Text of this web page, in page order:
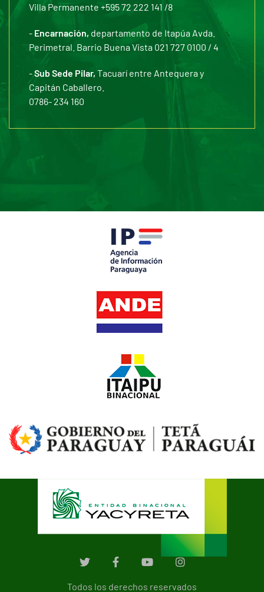
Villa Permanente +595 72 222 141 /8
- Encarnación, departamento de Itapúa Avda.
Perimetral. Barrio Buena Vista 021 727 0100 / 4
-Sub Sede Pilar, Tacuarí entre Antequera y
Capitán Caballero.
0786- 234 160
Todos los derechos reservados